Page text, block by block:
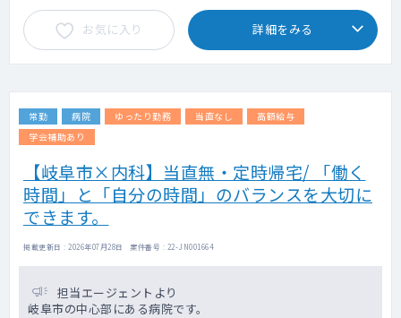
お気に入り 詳細をみる
常勤 病院 ゆったり勤務 当直なし
高額給与
学会補助あり
【岐阜市×内科】当直無・定時帰宅/ 「働く
時間」と「自分の時間」のバランスを大切に
できます。
掲載更新日 : 2026年07月28日 案件番号 : 22-JN001664
担当エージェントより
岐阜市の中心部にある病院です。